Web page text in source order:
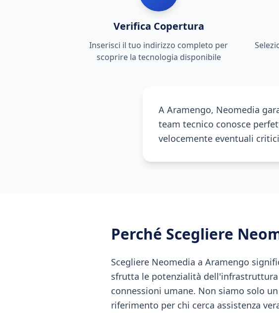
Verifica Copertura
Inserisci il tuo indirizzo completo per
scoprire la tecnologia disponibile
A Aramengo, Neomedia
team tecnico conosce
velocemente eventuali
Perché Scegliere
Scegliere Neomedia a Aramengo
sfrutta le potenzialità dell'infrastruttura
connessioni umane. Non siamo solo
riferimento per chi cerca assistenza